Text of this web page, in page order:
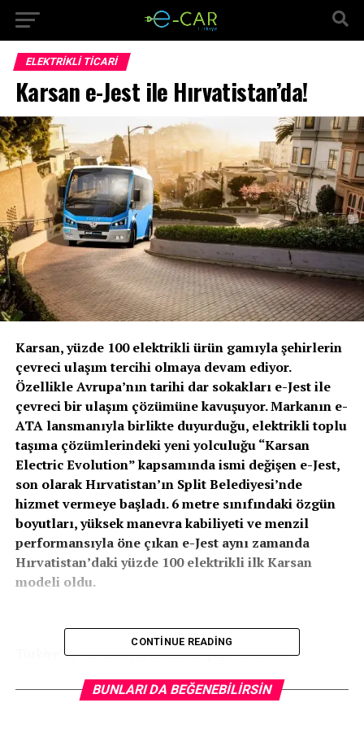
ELEKTRIKLI TICARI
Karsan e-Jest ile Hırvatistan’da!
Karsan, yüzde 100 elektrikli ürün gamıyla şehirlerin
çevreci ulaşım tercihi olmaya devam ediyor.
Özellikle Avrupa’nın tarihi dar sokakları e-Jest ile
çevreci bir ulaşım çözümüne kavuşuyor. Markanın e-
ATA lansmanıyla birlikte duyurduğu, elektrikli toplu
taşıma çözümlerindeki yeni yolculuğu “Karsan
Electric Evolution” kapsamında ismi değişen e-Jest,
son olarak Hırvatistan’ın Split Belediyesi’nde
hizmet vermeye başladı. 6 metre sınıfındaki özgün
boyutları, yüksek manevra kabiliyeti ve menzil
performansıyla öne çıkan e-Jest aynı zamanda
Hırvatistan’daki yüzde 100 elektrikli ilk Karsan
modeli oldu.
Türkiye’de yer alan fabrikasında çağın mobilite
yüzde 100 elektrikli ürün gamıyla şehirlerin çevreci
CONTINUE READING
BUNLARI DA BEĞENEBILIRSIN